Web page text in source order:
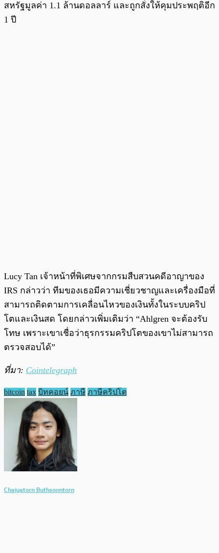
สหรัฐมูลค่า 1.1 ล้านดอลลาร์ และถูกสั่งให้คุมประพฤติอีก
1 ปี
Lucy Tan เจ้าหน้าที่พิเศษจากกรมสืบสวนคดีอาญาของ
IRS กล่าวว่า ทีมของเธอมีความเชี่ยวชาญและเครื่องมือที่
สามารถติดตามการเคลื่อนไหวของเงินทั้งในระบบคริป
โตและเงินสด โดยกล่าวเพิ่มเติมว่า “Ahlgren จะต้องรับ
โทษ เพราะเขาเชื่อว่าธุรกรรมคริปโตของเขาไม่สามารถ
ตรวจสอบได้”
ที่มา: Cointelegraph
bitcoin tax บิทคอยน์ ภาษี ภาษีคริปโต
Chaiyatorn Buthsoontorn